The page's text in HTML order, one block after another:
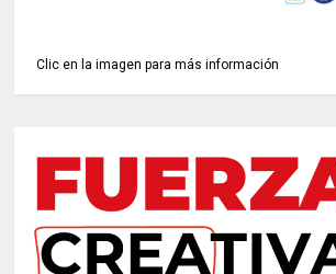
Clic en la imagen para más información